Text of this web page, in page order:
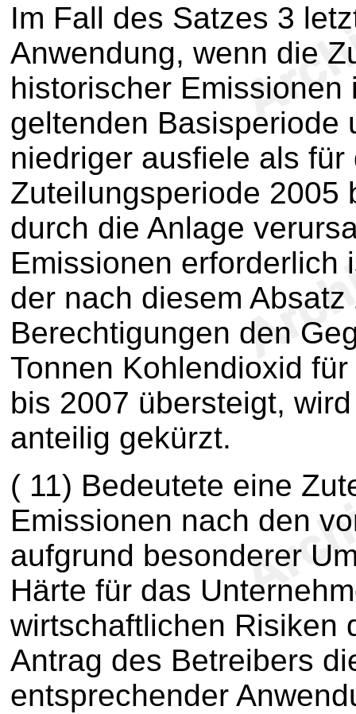
Im Fall des Satzes 3
Anwendung, wenn die
historischer Emissionen
geltenden Basisperiode
niedriger ausfiele als
Zuteilungsperiode 2005
durch die Anlage
Emissionen erforderlich
der nach diesem
Berechtigungen den
Tonnen Kohlendioxid
bis 2007 übersteigt,
anteilig gekürzt.
( 11) Bedeutete eine
Emissionen nach den
aufgrund besonderer
Härte für das
wirtschaftlichen Risiken
Antrag des Betreibers
entsprechender